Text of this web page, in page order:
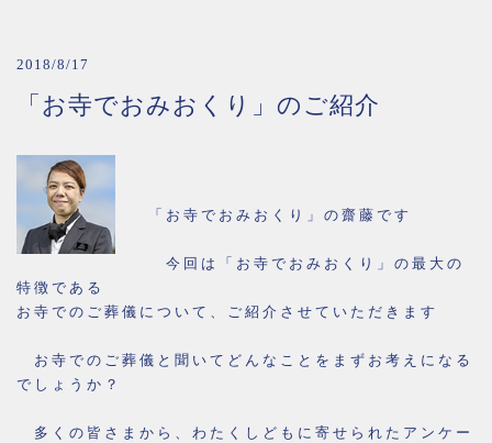
2018/8/17
「お寺でおみおくり」のご紹介
「お寺でおみおくり」の齋藤です
今回は「お寺でおみおくり」の最大の
特徴である
お寺でのご葬儀について、ご紹介させていただきます
お寺でのご葬儀と聞いてどんなことをまずお考えになる
でしょうか？
多くの皆さまから、わたくしどもに寄せられたアンケー